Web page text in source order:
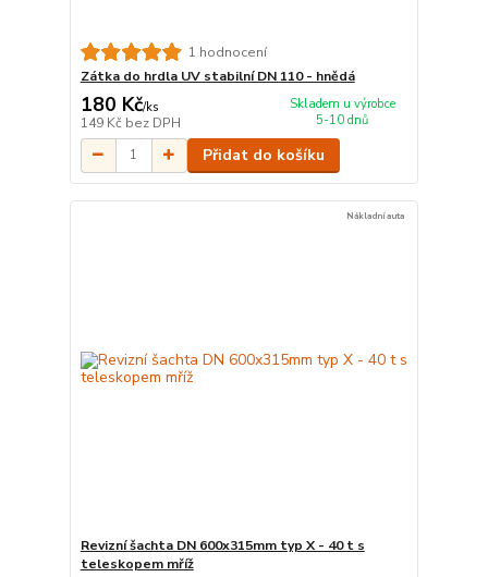
1 hodnocení
Zátka do hrdla UV stabilní DN 110 - hnědá
180 Kč/ks
149 Kč bez DPH
Skladem u výrobce
5-10 dnů
Přidat do košíku
Nákladní auta
Revizní šachta DN 600x315mm typ X - 40 t s
teleskopem mříž